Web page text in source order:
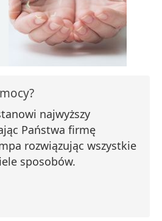
najwyższy
Państwa firmę
rozwiązując wszystkie
sposobów.